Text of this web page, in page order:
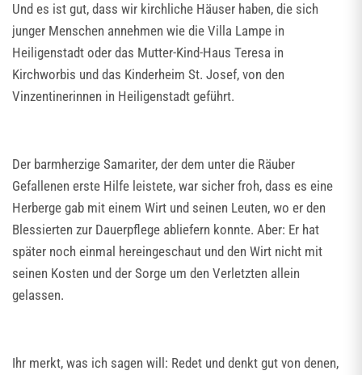
Und es ist gut, dass wir kirchliche Häuser haben, die sich
junger Menschen annehmen wie die Villa Lampe in
Heiligenstadt oder das Mutter-Kind-Haus Teresa in
Kirchworbis und das Kinderheim St. Josef, von den
Vinzentinerinnen in Heiligenstadt geführt.
Der barmherzige Samariter, der dem unter die Räuber
Gefallenen erste Hilfe leistete, war sicher froh, dass es eine
Herberge gab mit einem Wirt und seinen Leuten, wo er den
Blessierten zur Dauerpflege abliefern konnte. Aber: Er hat
später noch einmal hereingeschaut und den Wirt nicht mit
seinen Kosten und der Sorge um den Verletzten allein
gelassen.
Ihr merkt, was ich sagen will: Redet und denkt gut von denen,